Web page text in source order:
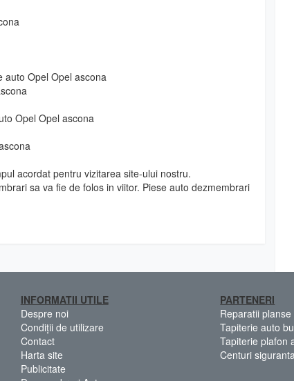
auto Opel Opel ascona
Opel Opel ascona
acordat pentru vizitarea site-ului nostru.
sa va fie de folos in viitor. Piese auto dezmembrari
INFORMATII UTILE
Despre noi
Condiții de utilizare
Contact
Harta site
Publicitate
PARTENERI
Reparatii planse
Tapiterie auto
Tapiterie plafon
Centuri